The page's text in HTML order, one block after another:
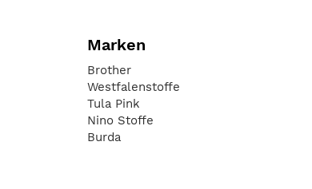
Marken
Brother
Westfalenstoffe
Tula Pink
Nino Stoffe
Burda